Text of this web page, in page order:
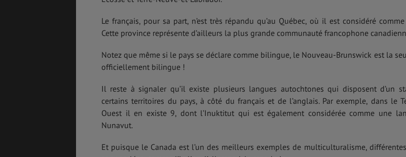
Le français, pour sa part, n’est très répandu qu’au Québec, où il est considéré
Cette province représente d’ailleurs la plus grande communauté francophone
Notez que même si le pays se déclare comme bilingue, le Nouveau-Brunswick est la
officiellement bilingue !
Il reste à signaler qu’il existe plusieurs langues autochtones qui disposent d’un
certains territoires du pays, à côté du français et de l’anglais. Par exemple, dans le
Ouest il en existe 9, dont l’Inuktitut qui est également considérée comme une
Nunavut.
Et puisque le Canada est l’un des meilleurs exemples de multiculturalisme,